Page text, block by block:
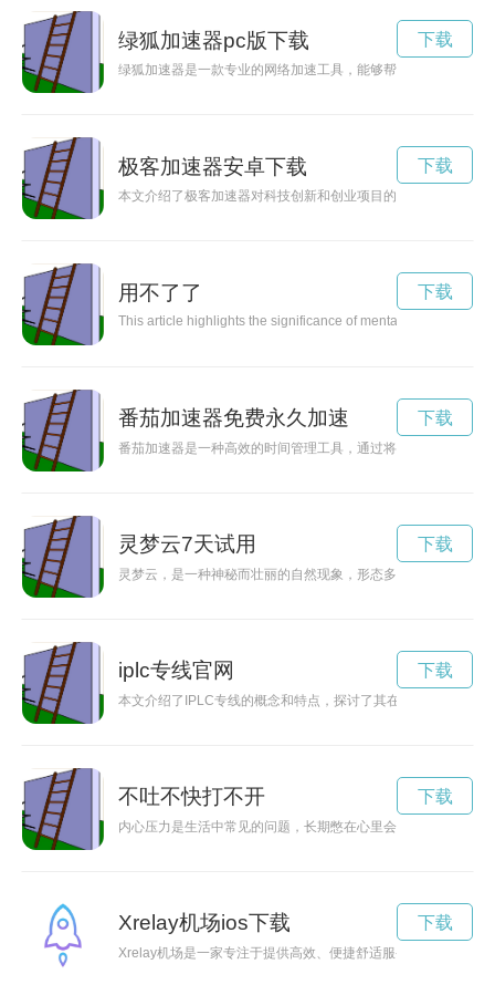
绿狐加速器pc版下载
绿狐加速器是一款专业的网络加速工具，能够帮助用户实现网
下载
极客加速器安卓下载
本文介绍了极客加速器对科技创新和创业项目的支持以及其在
下载
用不了了
This article highlights the significance of mental health in our
下载
番茄加速器免费永久加速
番茄加速器是一种高效的时间管理工具，通过将工作时间分割
下载
灵梦云7天试用
灵梦云，是一种神秘而壮丽的自然现象，形态多变，令人惊叹
下载
iplc专线官网
本文介绍了IPLC专线的概念和特点，探讨了其在构建高效稳定
下载
不吐不快打不开
内心压力是生活中常见的问题，长期憋在心里会导致身心健康
下载
Xrelay机场ios下载
Xrelay机场是一家专注于提供高效、便捷舒适服务的一站式机
下载